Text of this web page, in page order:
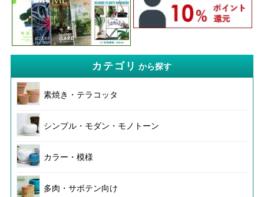
カテゴリ から探す
素焼き・テラコッタ
シンプル・モダン・モノトーン
カラー・模様
多肉・サボテン向け